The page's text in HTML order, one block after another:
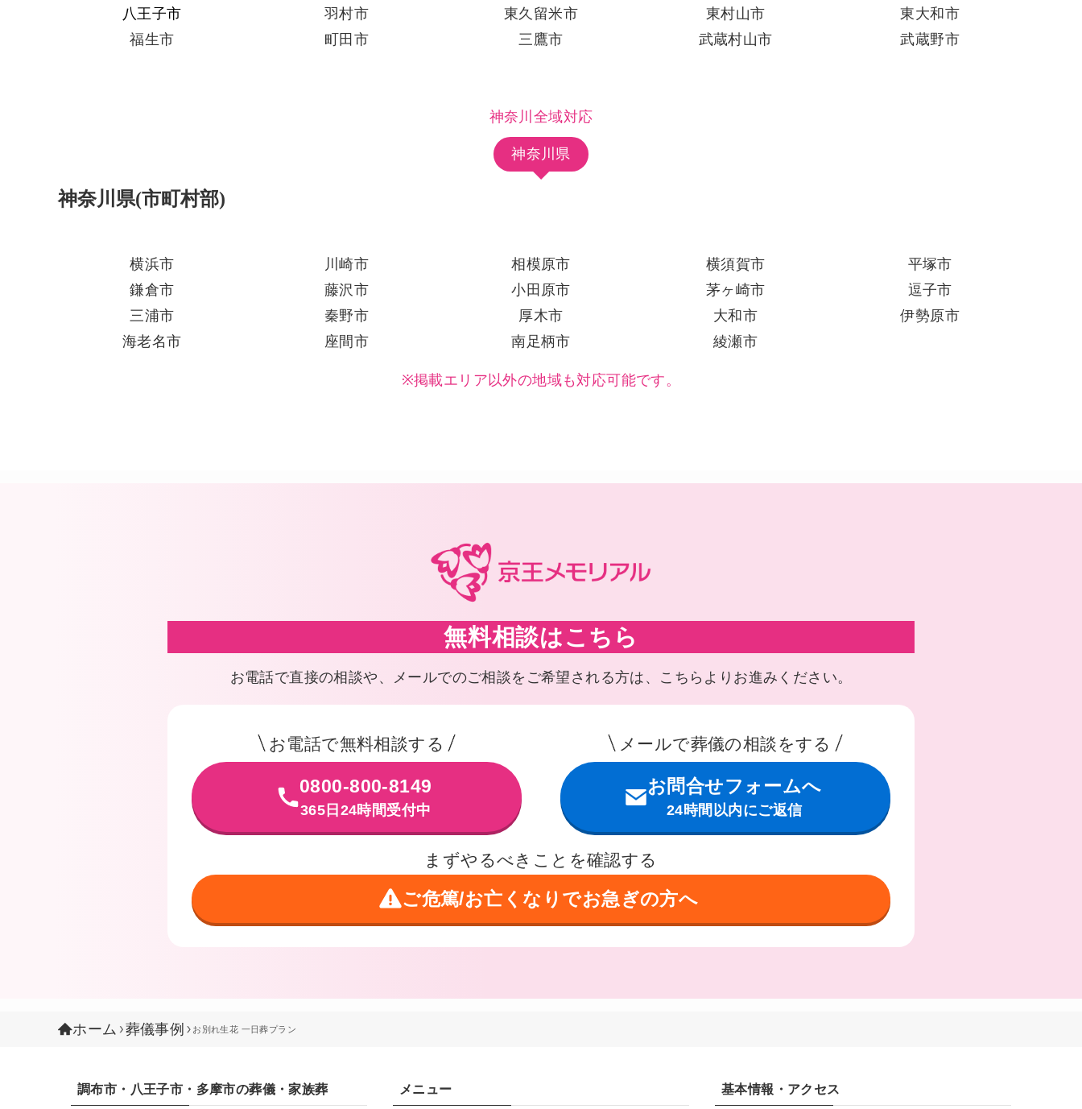
八王子市
羽村市 東久留米市 東村山市
東大和市
福生市
町田市 三鷹市 武蔵村山市 武蔵野市
神奈川全域対応
神奈川県
神奈川県(市町村部)
横浜市 川崎市 相模原市 横須賀市
平塚市
鎌倉市
藤沢市 小田原市 茅ヶ崎市
逗子市
三浦市
秦野市 厚木市 大和市
伊勢原市
海老名市
座間市 南足柄市 綾瀬市
※掲載エリア以外の地域も対応可能です。
無料相談はこちら
お電話で直接の相談や、メールでのご相談を ご希望される方は、こちらよりお進みください。
お電話で無料相談する
0800-800-8149
365日24時間受付中
メールで葬儀の相談をする
お問合せフォームへ
24時間以内にご返信
まずやるべきことを確認する
ご危篤/お亡くなりでお急ぎの方へ
ホーム 葬儀事例 お別れ生花 一日葬プラン
調布市・八王子市・多摩市の葬儀・家族葬 メニュー 基本情報・アクセス